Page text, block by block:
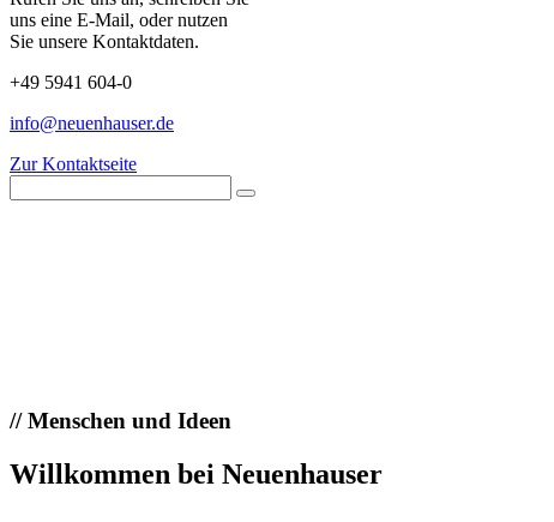
uns eine E-Mail, oder nutzen
Sie unsere Kontaktdaten.
+49 5941 604-0
info@neuenhauser.de
Zur Kontaktseite
//Menschen und Ideen
Willkommen bei Neuenhauser